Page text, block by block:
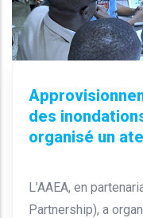
des
organisé un
L’AAEA, en
Partnership), a